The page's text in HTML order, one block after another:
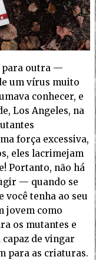
para outra —
um vírus muito
conhecer, e
Los Angeles, na
força excessiva,
eles lacrimejam
Portanto, não há
— quando se
você tenha ao seu
jovem como
os mutantes e
de vingar
para as criaturas.